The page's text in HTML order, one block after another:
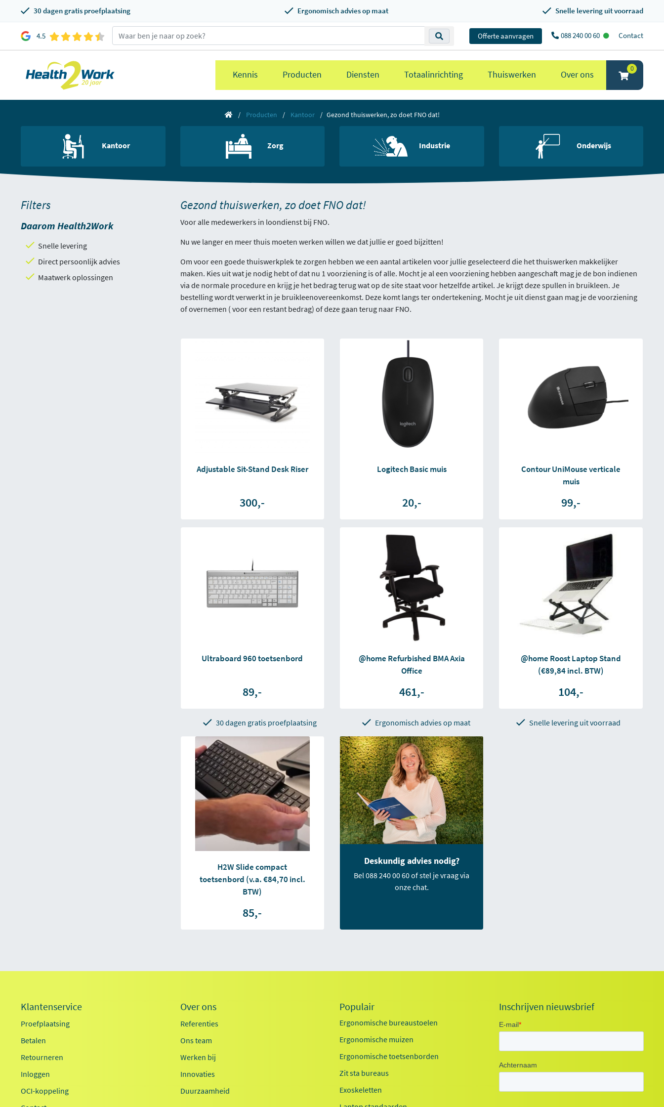
30 dagen gratis proefplaatsing Ergonomisch advies op maat Snelle levering uit voorraad
4.5 Offerte aanvragen 088 240 00 60 Contact
Kennis Producten Diensten Totaalinrichting Thuiswerken Over ons
0
Producten Kantoor Gezond thuiswerken, zo doet FNO dat!
Kantoor Zorg Industrie Onderwijs
Filters
Daarom Health2Work
Snelle levering
Direct persoonlijk advies
Maatwerk oplossingen
Gezond thuiswerken, zo doet FNO dat!
Voor alle medewerkers in loondienst bij FNO.
Nu we langer en meer thuis moeten werken willen we dat jullie er goed bijzitten!
Om voor een goede thuiswerkplek te zorgen hebben we een aantal artikelen voor jullie geselecteerd die het thuiswerken makkelijker
maken. Kies uit wat je nodig hebt of dat nu 1 voorziening is of alle. Mocht je al een voorziening hebben aangeschaft mag je de bon indienen
via de normale procedure en krijg je het bedrag terug wat op de site staat voor hetzelfde artikel. Je krijgt deze spullen in bruikleen. Je
bestelling wordt verwerkt in je bruikleenovereenkomst. Deze komt langs ter ondertekening. Mocht je uit dienst gaan mag je de voorziening
of overnemen ( voor een restant bedrag) of deze gaan terug naar FNO.
Adjustable Sit-Stand Desk Riser
300,-
Logitech Basic muis
20,-
Contour UniMouse verticale
muis
99,-
Ultraboard 960 toetsenbord
89,-
@home Refurbished BMA Axia
Office
461,-
@home Roost Laptop Stand
(€89,84 incl. BTW)
104,-
30 dagen gratis proefplaatsing Ergonomisch advies op maat Snelle levering uit voorraad
H2W Slide compact
toetsenbord (v.a. €84,70 incl.
BTW)
85,-
Deskundig advies nodig?
Bel 088 240 00 60 of stel je vraag via
onze chat.
Klantenservice
Proefplaatsing
Betalen
Retourneren
Inloggen
OCI-koppeling
Over ons
Referenties
Ons team
Werken bij
Innovaties
Duurzaamheid
Populair
Ergonomische bureaustoelen
Ergonomische muizen
Ergonomische toetsenborden
Zit sta bureaus
Exoskeletten
Inschrijven nieuwsbrief